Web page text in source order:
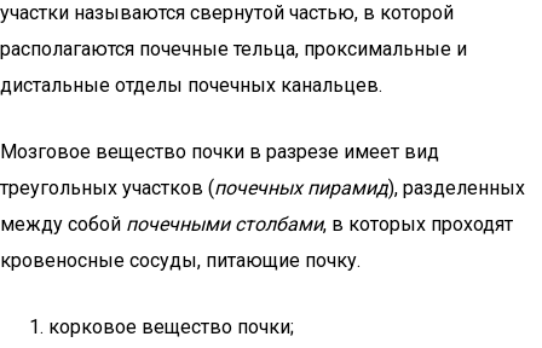
участки называются свернутой частью, в которой
располагаются почечные тельца, проксимальные и
дистальные отделы почечных канальцев.
Мозговое вещество почки в разрезе имеет вид
треугольных участков (почечных пирамид), разделенных
между собой почечными столбами, в которых проходят
кровеносные сосуды, питающие почку.
корковое вещество почки;